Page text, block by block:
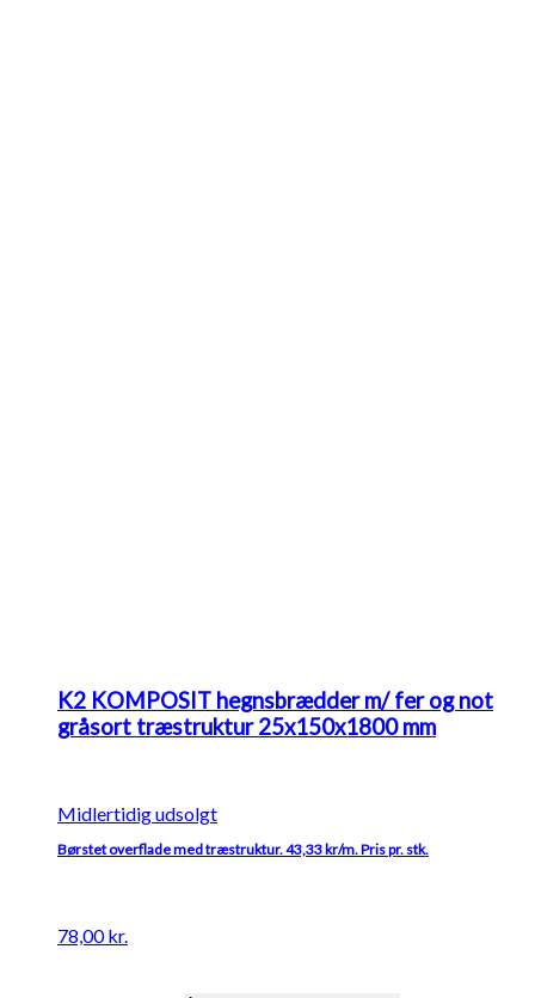
K2 KOMPOSIT hegnsbrædder m/ fer og not
gråsort træstruktur 25x150x1800 mm
Midlertidig udsolgt
Børstet overflade med træstruktur. 43,33 kr/m. Pris pr. stk.
78,00kr.